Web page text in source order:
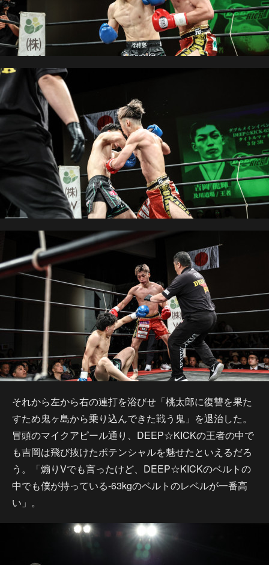
それから左から右の連打を浴びせ「桃太郎に復讐を果た
すため鬼ヶ島から乗り込んできた戦う鬼」を退治した。
冒頭のマイクアピール通り、DEEP☆KICKの王者の中で
も吉岡は飛び抜けたポテンシャルを魅せたといえるだろ
う。「煽りVでも言ったけど、DEEP☆KICKのベルトの
中でも僕が持っている-63kgのベルトのレベルが一番高
い」。